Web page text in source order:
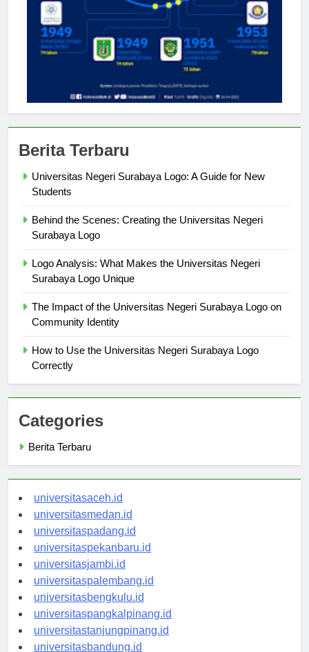
Berita Terbaru
Universitas Negeri Surabaya Logo: A Guide for New
Behind the Scenes: Creating the Universitas Negeri
Logo Analysis: What Makes the Universitas Negeri
The Impact of the Universitas Negeri Surabaya Logo on
How to Use the Universitas Negeri Surabaya Logo
Categories
universitasaceh.id
universitasmedan.id
universitaspadang.id
universitaspekanbaru.id
universitasjambi.id
universitaspalembang.id
universitasbengkulu.id
universitaspangkalpinang.id
universitastanjungpinang.id